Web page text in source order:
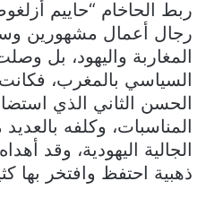
ربط الحاخام “حاييم
رجال أعمال مشهورين
المغاربة واليهود، بل
السياسي بالمغرب،
الحسن الثاني الذي
المناسبات، وكلفه
الجالية اليهودية، وقد
ذهبية احتفظ وافتخر بها